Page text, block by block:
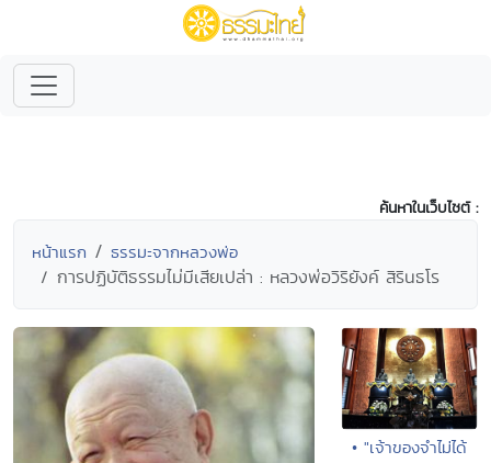
ค้นหาในเว็บไซต์ :
หน้าแรก ธรรมะจากหลวงพ่อ
การปฏิบัติธรรมไม่มีเสียเปล่า : หลวงพ่อวิริยังค์ สิรินธโร
• "เจ้าของจำไม่ได้